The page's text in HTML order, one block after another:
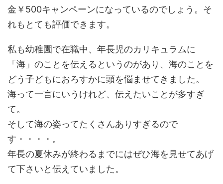
金￥500キャンペーンになっているのでしょう。そ
れもとても評価できます。
私も幼稚園で在職中、年長児のカリキュラムに
「海」のことを伝えるというのがあり、海のことを
どう子どもにおろすかに頭を悩ませてきました。
海って一言にいうけれど、伝えたいことが多すぎ
て。
そして海の姿ってたくさんありすぎるので
す・・・・。
年長の夏休みが終わるまでにはぜひ海を見せてあげ
て下さいと伝えていました。